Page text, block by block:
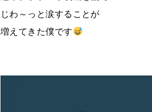
じわ～っと涙することが
増えてきた僕です